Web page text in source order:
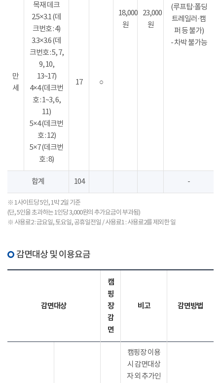
18,000
원
23,000
원
(루프탑·폴딩
트레일러·캠
퍼 등 불가)
- 차박 불가능
만
세
목재 데크
2.5×3.1 (데
크번호 : 4)
3.3×3.6 (데
크번호 : 5, 7,
9, 10,
13~17)
4×4 (데크번
호 : 1~3, 6,
11)
5×4 (데크번
호 : 12)
5×7 (데크번
호 : 8)
17 ○
합계 104 -
※ 1사이트당 5인, 1박 2일 기준
(단, 5인을 초과하는 1인당 3,000원의 추가요금이 부과됨)
※ 사용료2 : 금요일, 토요일, 공휴일전일 / 사용료1 : 사용료2를 제외한 일
감면대상 및 이용요금
감면대상
캠
핑
장
감
면
비고 감면방법
캠핑장 이용
시 감면대상
자 외 추가인